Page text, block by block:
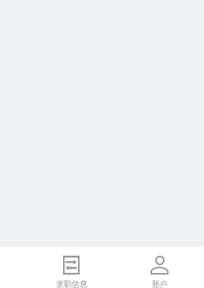
求职信息 账户